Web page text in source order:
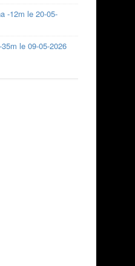
-12m le 20-05-
le 09-05-2026